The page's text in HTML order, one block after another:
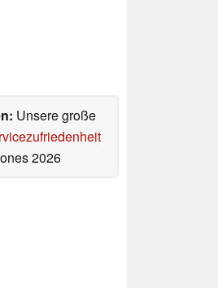
Unsere große
2026